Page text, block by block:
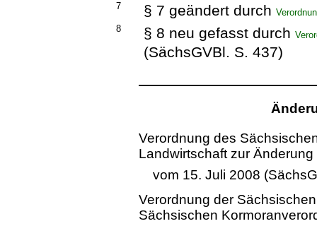
7
§ 7 geändert durch
8
§ 8 neu gefasst durch
(SächsGVBl. S. 437)
Verordnung des
Landwirtschaft zur
vom 15. Juli 2008
Verordnung der
Sächsischen